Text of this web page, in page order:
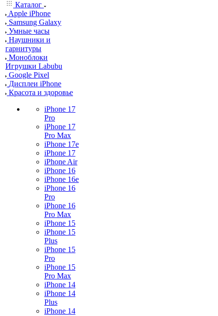
Каталог
Apple iPhone
Samsung Galaxy
Умные часы
Наушники и
гарнитуры
Моноблоки
Игрушки Labubu
Google Pixel
Дисплеи iPhone
Красота и здоровье
iPhone 17
Pro
iPhone 17
Pro Max
iPhone 17e
iPhone 17
iPhone Air
iPhone 16
iPhone 16e
iPhone 16
Pro
iPhone 16
Pro Max
iPhone 15
iPhone 15
Plus
iPhone 15
Pro
iPhone 15
Pro Max
iPhone 14
iPhone 14
Plus
iPhone 14